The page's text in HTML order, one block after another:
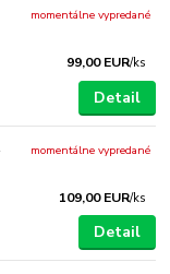
99,00 EUR/ks
momentálne vypredané
Detail
109,00 EUR/ks
momentálne vypredané
Detail